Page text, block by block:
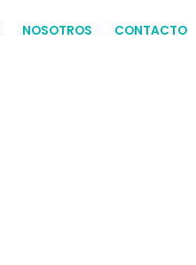
NOSOTROS CONTACTO